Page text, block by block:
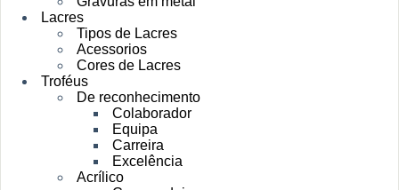
Lacres
Tipos de Lacres
Acessorios
Cores de Lacres
Troféus
De reconhecimento
Colaborador
Equipa
Carreira
Excelência
Acrílico